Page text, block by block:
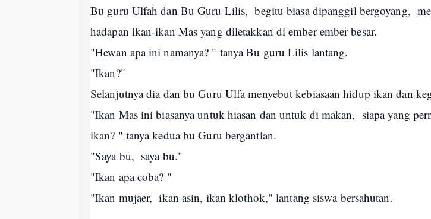
Bu guru Ulfah dan Bu Guru Lilis, begitu biasa dipanggil bergoyang,
hadapan ikan-ikan Mas yang diletakkan di ember ember besar.
"Hewan apa ini namanya? " tanya Bu guru Lilis lantang.
"Ikan?"
Selanjutnya dia dan bu Guru Ulfa menyebut kebiasaan hidup ikan dan
"Ikan Mas ini biasanya untuk hiasan dan untuk di makan, siapa yang
ikan? " tanya kedua bu Guru bergantian.
"Saya bu, saya bu."
"Ikan apa coba? "
"Ikan mujaer, ikan asin, ikan klothok," lantang siswa bersahutan.